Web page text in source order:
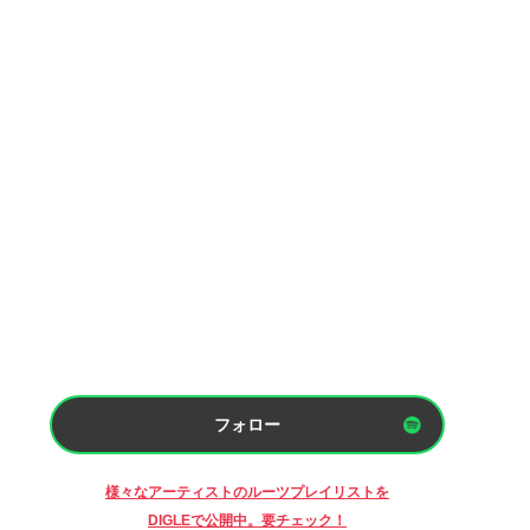
フォロー
様々なアーティストのルーツプレイリストを
DIGLEで公開中。要チェック！